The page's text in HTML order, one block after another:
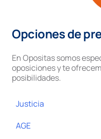
Opciones de
En Opositas somos
oposiciones y te
posibilidades.
Justicia
AGE